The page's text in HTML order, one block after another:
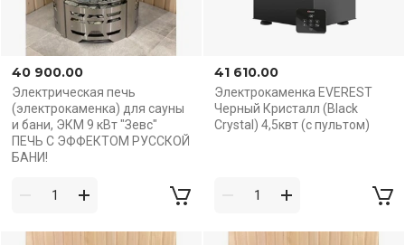
40 900.00
Электрическая печь
(электрокаменка) для сауны
и бани, ЭКМ 9 кВт "Зевс"
ПЕЧЬ С ЭФФЕКТОМ РУССКОЙ
БАНИ!
41 610.00
Электрокаменка EVEREST
Черный Кристалл (Black
Crystal) 4,5квт (с пультом)